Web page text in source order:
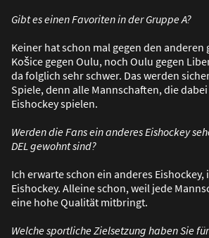
Gibt es einen Favoriten in der Gruppe A?
Keiner hat schon mal gegen den anderen
Košice gegen Oulu, noch Oulu gegen
da folglich sehr schwer. Das werden
Spiele, denn alle Mannschaften, die
Eishockey spielen.
Werden die Fans ein anderes Eishockey
DEL gewohnt sind?
Ich erwarte schon ein anderes
Eishockey. Alleine schon, weil jede
eine hohe Qualität mitbringt.
Welche sportliche Zielsetzung haben Sie